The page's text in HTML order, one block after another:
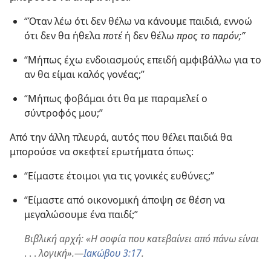
“Όταν λέω ότι δεν θέλω να κάνουμε παιδιά, εννοώ
ότι δεν θα ήθελαποτέή δεν θέλω προς το παρόν;”
“Μήπως έχω ενδοιασμούς επειδή αμφιβάλλω για το
αν θα είμαι καλός γονέας;”
“Μήπως φοβάμαι ότι θα με παραμελεί ο
σύντροφός μου;”
Από την άλλη πλευρά, αυτός που θέλει παιδιά θα
μπορούσε να σκεφτεί ερωτήματα όπως:
“Είμαστε έτοιμοι για τις γονικές ευθύνες;”
“Είμαστε από οικονομική άποψη σε θέση να
μεγαλώσουμε ένα παιδί;”
Βιβλική αρχή: «Η σοφία που κατεβαίνει από πάνω είναι
. . .λογική».—Ιακώβου 3:17.